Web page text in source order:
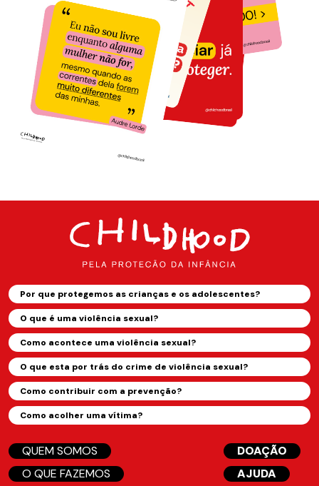
Por que protegemos as crianças e os adolescentes?
O que é uma violência sexual?
Como acontece uma violência sexual?
O que esta por trás do crime de violência sexual?
Como contribuir com a prevenção?
Como acolher uma vítima?
QUEM SOMOS
O QUE FAZEMOS
DOAÇÃO
AJUDA